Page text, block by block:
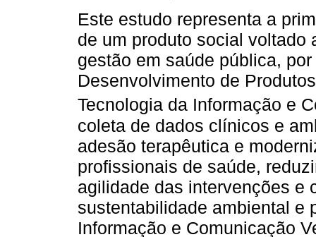
Este estudo representa a
de um produto social voltado
gestão em saúde pública,
Desenvolvimento de
Tecnologia da Informação e
coleta de dados clínicos e
adesão terapêutica e
profissionais de saúde,
agilidade das intervenções e
sustentabilidade ambiental e
Informação e Comunicação